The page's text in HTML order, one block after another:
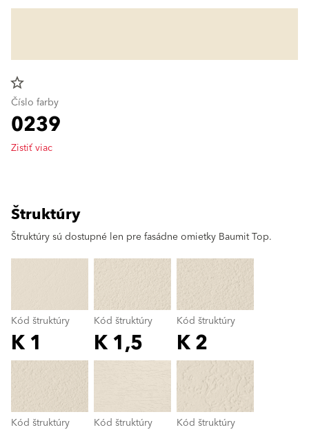
star_border
Číslo farby
0239
Zistiť viac
Štruktúry
Štruktúry sú dostupné len pre fasádne omietky Baumit Top.
Kód štruktúry
K 1
Kód štruktúry
K 1,5
Kód štruktúry
K 2
Kód štruktúry Kód štruktúry Kód štruktúry
Kód štruktúry
color_name